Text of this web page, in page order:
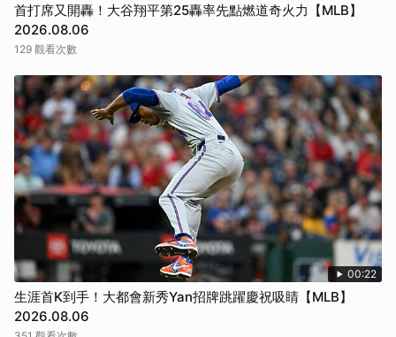
首打席又開轟！大谷翔平第25轟率先點燃道奇火力【MLB】
2026.08.06
129 觀看次數
00:22
生涯首K到手！大都會新秀Yan招牌跳躍慶祝吸睛【MLB】
2026.08.06